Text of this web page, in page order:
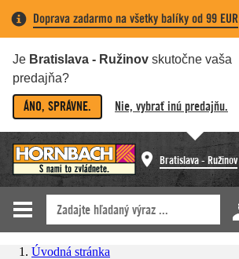
Doprava zadarmo na všetky balíky od 99 EUR
Je Bratislava - Ružinov skutočne vaša
predajňa?
ÁNO, SPRÁVNE. Nie, vybrať inú predajňu.
Bratislava - Ružinov
Úvodná stránka